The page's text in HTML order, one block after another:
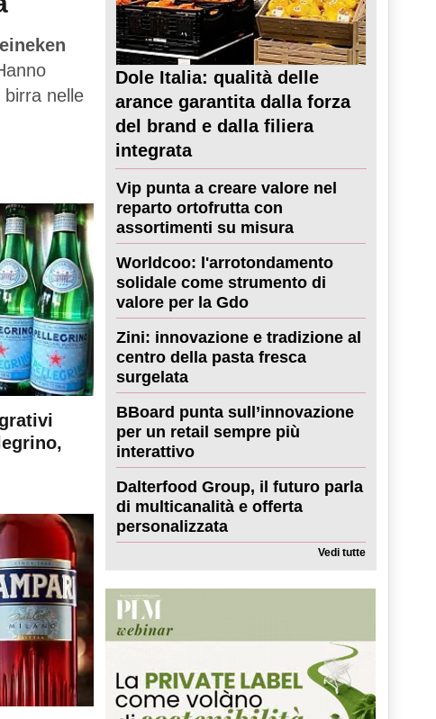
nelle
Dole Italia: qualità delle
arance garantita dalla forza
del brand e dalla filiera
integrata
Vip punta a creare valore nel
reparto ortofrutta con
assortimenti su misura
Worldcoo: l'arrotondamento
solidale come strumento di
valore per la Gdo
Zini: innovazione e tradizione al
centro della pasta fresca
surgelata
BBoard punta sull’innovazione
per un retail sempre più
interattivo
Dalterfood Group, il futuro parla
di multicanalità e offerta
personalizzata
Vedi tutte